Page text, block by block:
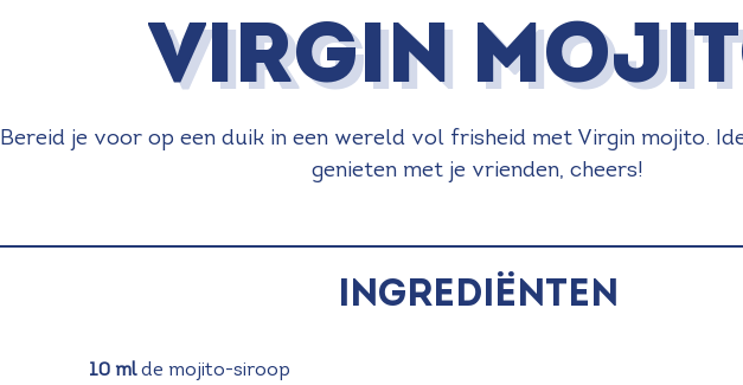
Virgin
Bereid je voor op een duik in een wereld vol frisheid met Virgin mojito.
genieten met je vrienden, cheers!
INGREDIËNTEN
10 mlde mojito-siroop